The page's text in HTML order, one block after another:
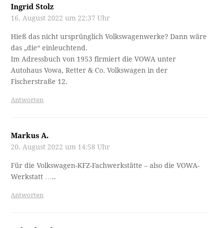
Ingrid Stolz
16. August 2022 um 22:37 Uhr
Hieß das nicht ursprünglich Volkswagenwerke? Dann wäre
das „die“ einleuchtend.
Im Adressbuch von 1953 firmiert die VOWA unter
Autohaus Vowa, Retter & Co. Volkswagen in der
Fischerstraße 12.
Antworten
Markus A.
20. August 2022 um 14:58 Uhr
Für die Volkswagen-KFZ-Fachwerkstätte – also die VOWA-
Werkstatt …..
Antworten